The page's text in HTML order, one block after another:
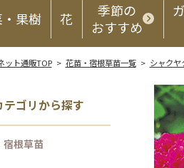
果樹 花
季節の
おすすめ
ット通販TOP> 花苗・宿根草苗一覧> シャクヤ
テゴリから探す
宿根草苗